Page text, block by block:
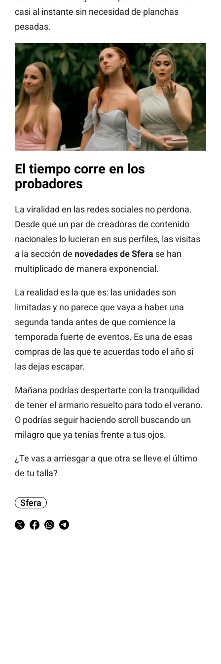
casi al instante sin necesidad de planchas
pesadas.
El tiempo corre en los
probadores
La viralidad en las redes sociales no perdona.
Desde que un par de creadoras de contenido
nacionales lo lucieran en sus perfiles, las visitas
a la sección de novedades de Sfera se han
multiplicado de manera exponencial.
La realidad es la que es: las unidades son
limitadas y no parece que vaya a haber una
segunda tanda antes de que comience la
temporada fuerte de eventos. Es una de esas
compras de las que te acuerdas todo el año si
las dejas escapar.
Mañana podrías despertarte con la tranquilidad
de tener el armario resuelto para todo el verano.
O podrías seguir haciendo scroll buscando un
milagro que ya tenías frente a tus ojos.
¿Te vas a arriesgar a que otra se lleve el último
de tu talla?
Sfera